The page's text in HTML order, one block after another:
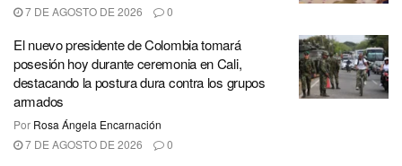
7 DE AGOSTO DE 2026
0
El nuevo presidente de Colombia tomará
posesión hoy durante ceremonia en Cali,
destacando la postura dura contra los grupos
armados
Por Rosa Ángela Encarnación
7 DE AGOSTO DE 2026
0